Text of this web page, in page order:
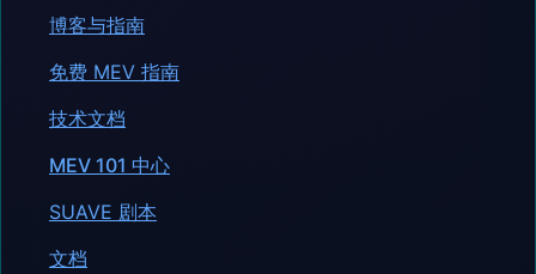
博客与指南
免费 MEV 指南
技术文档
MEV 101 中心
SUAVE 剧本
文档